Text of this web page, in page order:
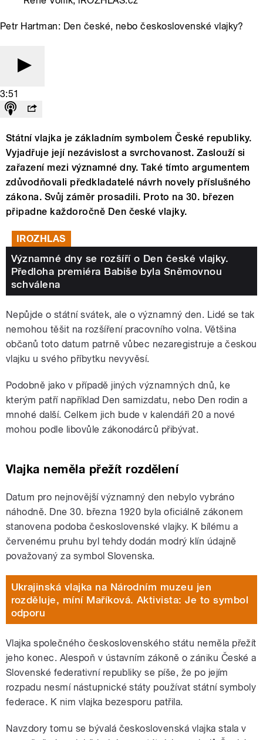
Petr Hartman: Den české, nebo československé vlajky?
3:51
Státní vlajka je základním symbolem České republiky.
Vyjadřuje její nezávislost a svrchovanost. Zaslouží si
zařazení mezi významné dny. Také tímto argumentem
zdůvodňovali předkladatelé návrh novely příslušného
zákona. Svůj záměr prosadili. Proto na 30. březen
připadne každoročně Den české vlajky.
IROZHLAS
Významné dny se rozšíří o Den české vlajky.
Předloha premiéra Babiše byla Sněmovnou
schválena
Nepůjde o státní svátek, ale o významný den. Lidé se tak
nemohou těšit na rozšíření pracovního volna. Většina
občanů toto datum patrně vůbec nezaregistruje a českou
vlajku u svého příbytku nevyvěsí.
Podobně jako v případě jiných významných dnů, ke
kterým patří například Den samizdatu, nebo Den rodin a
mnohé další. Celkem jich bude v kalendáři 20 a nové
mohou podle libovůle zákonodárců přibývat.
Vlajka neměla přežít rozdělení
Datum pro nejnovější významný den nebylo vybráno
náhodně. Dne 30. března 1920 byla oficiálně zákonem
stanovena podoba československé vlajky. K bílému a
červenému pruhu byl tehdy dodán modrý klín údajně
považovaný za symbol Slovenska.
Ukrajinská vlajka na Národním muzeu jen
rozděluje, míní Maříková. Aktivista: Je to symbol
odporu
Vlajka společného československého státu neměla přežít
jeho konec. Alespoň v ústavním zákoně o zániku České a
Slovenské federativní republiky se píše, že po jejím
rozpadu nesmí nástupnické státy používat státní symboly
federace. K nim vlajka bezesporu patřila.
Navzdory tomu se bývalá československá vlajka stala v